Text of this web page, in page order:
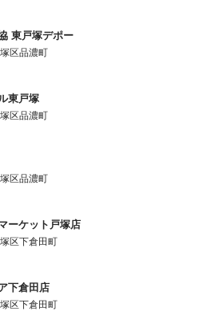
東戸塚デポー
区品濃町
東戸塚
区品濃町
区品濃町
ーケット戸塚店
区下倉田町
下倉田店
区下倉田町